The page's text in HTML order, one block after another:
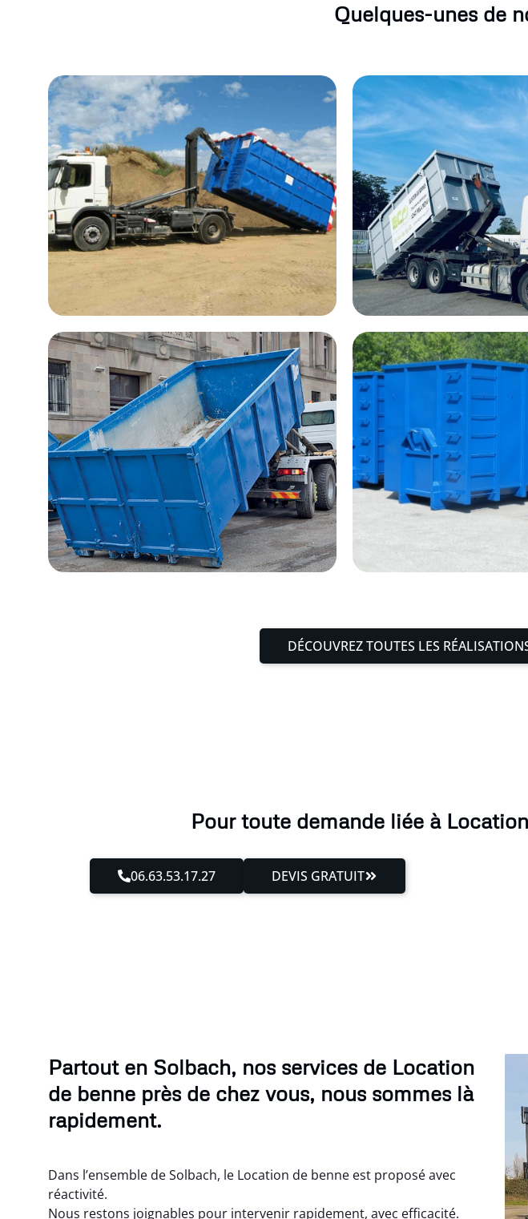
Quelques-unes de
DÉCOUVREZ TOUTES LES
Pour toute demande liée à
06.63.53.17.27 DEVIS GRATUIT
Partout en Solbach, nos services de Location
de benne près de chez vous, nous sommes là
rapidement.
Dans l’ensemble de Solbach, le Location de benne est proposé avec
réactivité.
Nous restons joignables pour intervenir rapidement, avec efficacité.